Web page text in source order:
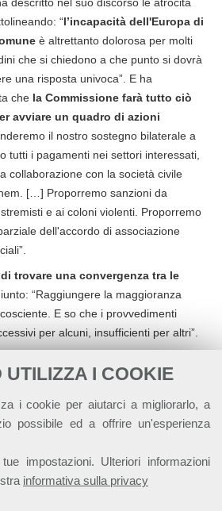
UTILIZZA I COOKIE
i cookie per aiutarci a migliorarlo, a
possibile ed a offrire un'esperienza
impostazioni. Ulteriori informazioni
informativa sulla privacy
“l’incapacità dell'Europa di
è altrettanto dolorosa per molti
che si chiedono a che punto si dovrà
una risposta univoca”. E ha
che la Commissione farà tutto ciò
avviare un quadro di azioni
il nostro sostegno bilaterale a
tutti i pagamenti nei settori interessati,
collaborazione con la società civile
[…] Proporremo sanzioni da
e ai coloni violenti. Proporremo
dell'accordo di associazione
trovare una convergenza tra le
“Raggiungere la maggioranza
E so che i provvedimenti
per alcuni, insufficienti per altri”.
gruppo di donatori per la Palestina
di Gaza,
oltre a mandare avanti il
stati richiamandosi al recente
vertice
ha messo in evidenza gli aspetti